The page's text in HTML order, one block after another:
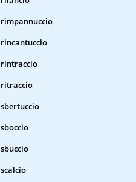
rimpannuccio
rincantuccio
rintraccio
ritraccio
sbertuccio
sboccio
sbuccio
scalcio